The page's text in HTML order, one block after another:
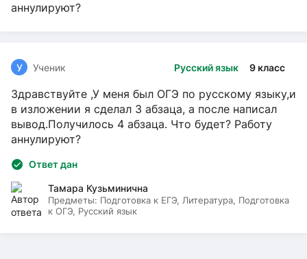
аннулируют?
Русский язык 9 класс
У Ученик
Здравствуйте ,У меня был ОГЭ по русскому языку,и
в изложении я сделал 3 абзаца, а после написал
вывод.Получилось 4 абзаца. Что будет? Работу
аннулируют?
Ответ дан
Тамара Кузьминична
Предметы: Подготовка к ЕГЭ, Литература, Подготовка
к ОГЭ, Русский язык